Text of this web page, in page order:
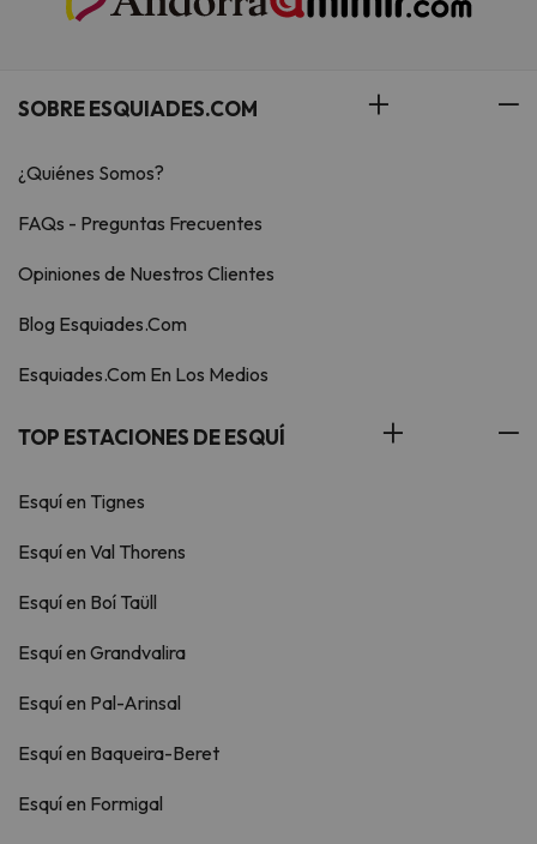
SOBRE ESQUIADES.COM
¿Quiénes Somos?
FAQs - Preguntas Frecuentes
Opiniones de Nuestros Clientes
Blog Esquiades.Com
Esquiades.Com En Los Medios
TOP ESTACIONES DE ESQUÍ
Esquí en Tignes
Esquí en Val Thorens
Esquí en Boí Taüll
Esquí en Grandvalira
Esquí en Pal-Arinsal
Esquí en Baqueira-Beret
Esquí en Formigal